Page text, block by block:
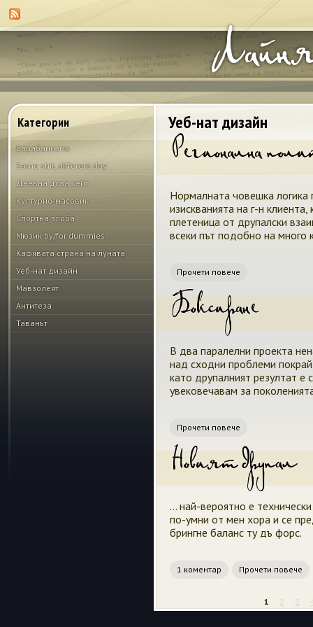
Категории
Барабанизмо
Same shit, different day
Дневна доза хейт
Културно-масовик
Спортна злоба
Мюзик by/for dummies
Кафявата страна на луната
Уеб-нат дизайн
Мавзолеят
Антитеза
Таванът
Уеб-нат дизайн
Регионална
Нормалната човешка логика
изискванията на г-н
плетеница от друпалски
всеки път подобно на много
Прочети повече
Боксиране
В два паралелни проекта
над сходни проблеми
като друпалният резултат
увековечавам за
Прочети повече
Новият друпал
... най-вероятно е
по-умни от мен хора и се
брингне баланс ту дъ форс.
1 коментар Прочети повече
Pages
1 2 3